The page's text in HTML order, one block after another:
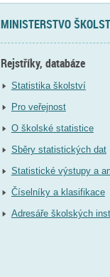
MINISTERSTVO
Rejstříky, databáze
Statistika školství
Pro veřejnost
O školské statistice
Sběry statistických dat
Statistické výstupy a
Číselníky a klasifikace
Adresáře školských